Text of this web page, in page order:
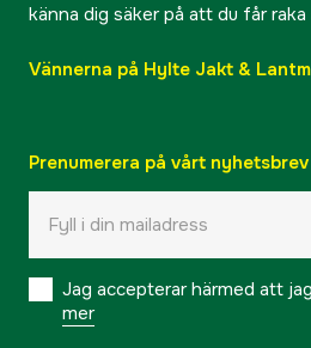
känna dig säker på att du får
Vännerna på Hylte Jakt &
Prenumerera på vårt nyhetsbrev
Jag accepterar härmed att
mer